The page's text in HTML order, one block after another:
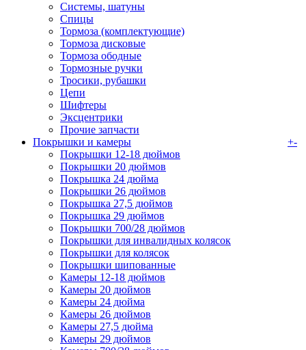
Системы, шатуны
Спицы
Тормоза (комплектующие)
Тормоза дисковые
Тормоза ободные
Тормозные ручки
Тросики, рубашки
Цепи
Шифтеры
Эксцентрики
Прочие запчасти
Покрышки и камеры
+-
Покрышки 12-18 дюймов
Покрышки 20 дюймов
Покрышка 24 дюйма
Покрышки 26 дюймов
Покрышка 27,5 дюймов
Покрышка 29 дюймов
Покрышки 700/28 дюймов
Покрышки для инвалидных колясок
Покрышки для колясок
Покрышки шипованные
Камеры 12-18 дюймов
Камеры 20 дюймов
Камеры 24 дюйма
Камеры 26 дюймов
Камеры 27,5 дюйма
Камеры 29 дюймов